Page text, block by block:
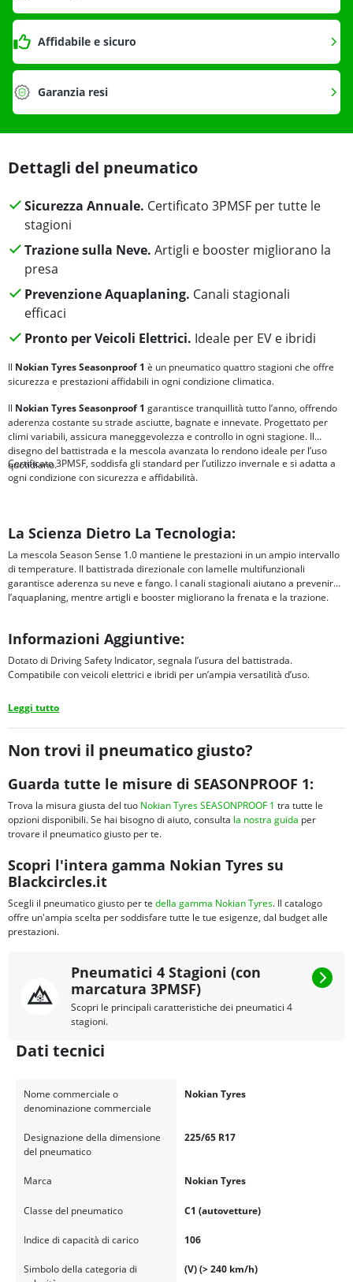
Affidabile e sicuro
Garanzia resi
Dettagli del pneumatico
Sicurezza Annuale. Certificato 3PMSF per tutte le
stagioni
Trazione sulla Neve. Artigli e booster migliorano la
presa
Prevenzione Aquaplaning. Canali stagionali
efficaci
Pronto per Veicoli Elettrici. Ideale per EV e ibridi
Il Nokian Tyres Seasonproof 1 è un pneumatico quattro stagioni che offre
sicurezza e prestazioni affidabili in ogni condizione climatica.
Il Nokian Tyres Seasonproof 1 garantisce tranquillità tutto l’anno, offrendo
aderenza costante su strade asciutte, bagnate e innevate. Progettato per
climi variabili, assicura maneggevolezza e controllo in ogni stagione. Il
disegno del battistrada e la mescola avanzata lo rendono ideale per l’uso
quotidiano.
Certificato 3PMSF, soddisfa gli standard per l’utilizzo invernale e si adatta a
ogni condizione con sicurezza e affidabilità.
La Scienza Dietro La Tecnologia:
La mescola Season Sense 1.0 mantiene le prestazioni in un ampio intervallo
di temperature. Il battistrada direzionale con lamelle multifunzionali
garantisce aderenza su neve e fango. I canali stagionali aiutano a prevenire
l’aquaplaning, mentre artigli e booster migliorano la frenata e la trazione.
Informazioni Aggiuntive:
Dotato di Driving Safety Indicator, segnala l’usura del battistrada.
Compatibile con veicoli elettrici e ibridi per un’ampia versatilità d’uso.
Leggi tutto
Non trovi il pneumatico giusto?
Guarda tutte le misure di SEASONPROOF 1:
Trova la misura giusta del tuo Nokian Tyres SEASONPROOF 1 tra tutte le
opzioni disponibili. Se hai bisogno di aiuto, consulta la nostra guida per
trovare il pneumatico giusto per te.
Scopri l'intera gamma Nokian Tyres su
Blackcircles.it
Scegli il pneumatico giusto per te della gamma Nokian Tyres. Il catalogo
offre un'ampia scelta per soddisfare tutte le tue esigenze, dal budget alle
prestazioni.
Pneumatici 4 Stagioni (con
marcatura 3PMSF)
Scopri le principali caratteristiche dei pneumatici 4
stagioni.
Dati tecnici
Nome commerciale o
denominazione commerciale
Nokian Tyres
Designazione della dimensione
del pneumatico
225/65 R17
Marca Nokian Tyres
Classe del pneumatico C1 (autovetture)
Indice di capacità di carico 106
Simbolo della categoria di
(V) (> 240 km/h)